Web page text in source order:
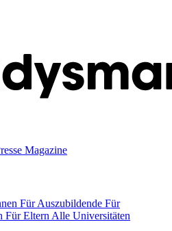
Magazine
Für Auszubildende Für
Für Eltern Alle Universitäten